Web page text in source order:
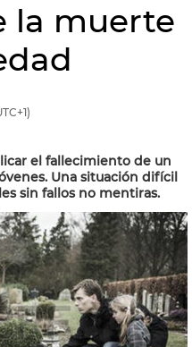
la muerte
el fallecimiento de un
Una situación difícil
sin fallos no mentiras.